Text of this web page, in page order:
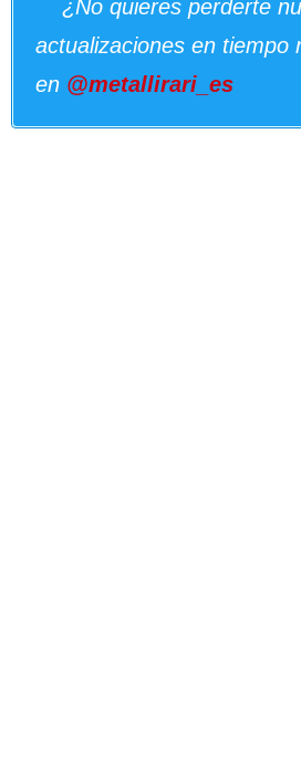
¿No quieres perderte
actualizaciones en tiempo
en @metallirari_es